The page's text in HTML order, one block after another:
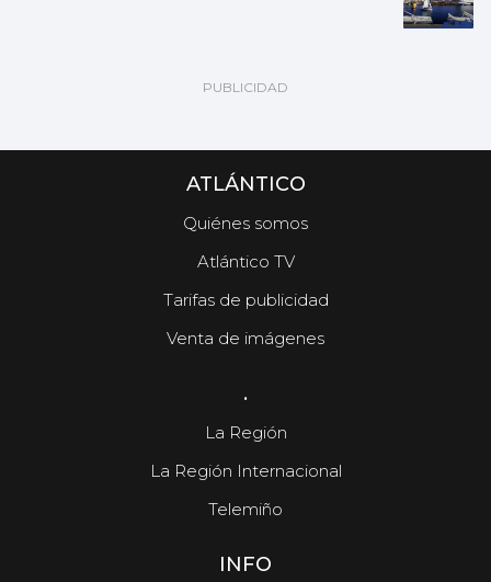
ATLÁNTICO
Quiénes somos
Atlántico TV
Tarifas de publicidad
Venta de imágenes
.
La Región
La Región Internacional
Telemiño
INFO